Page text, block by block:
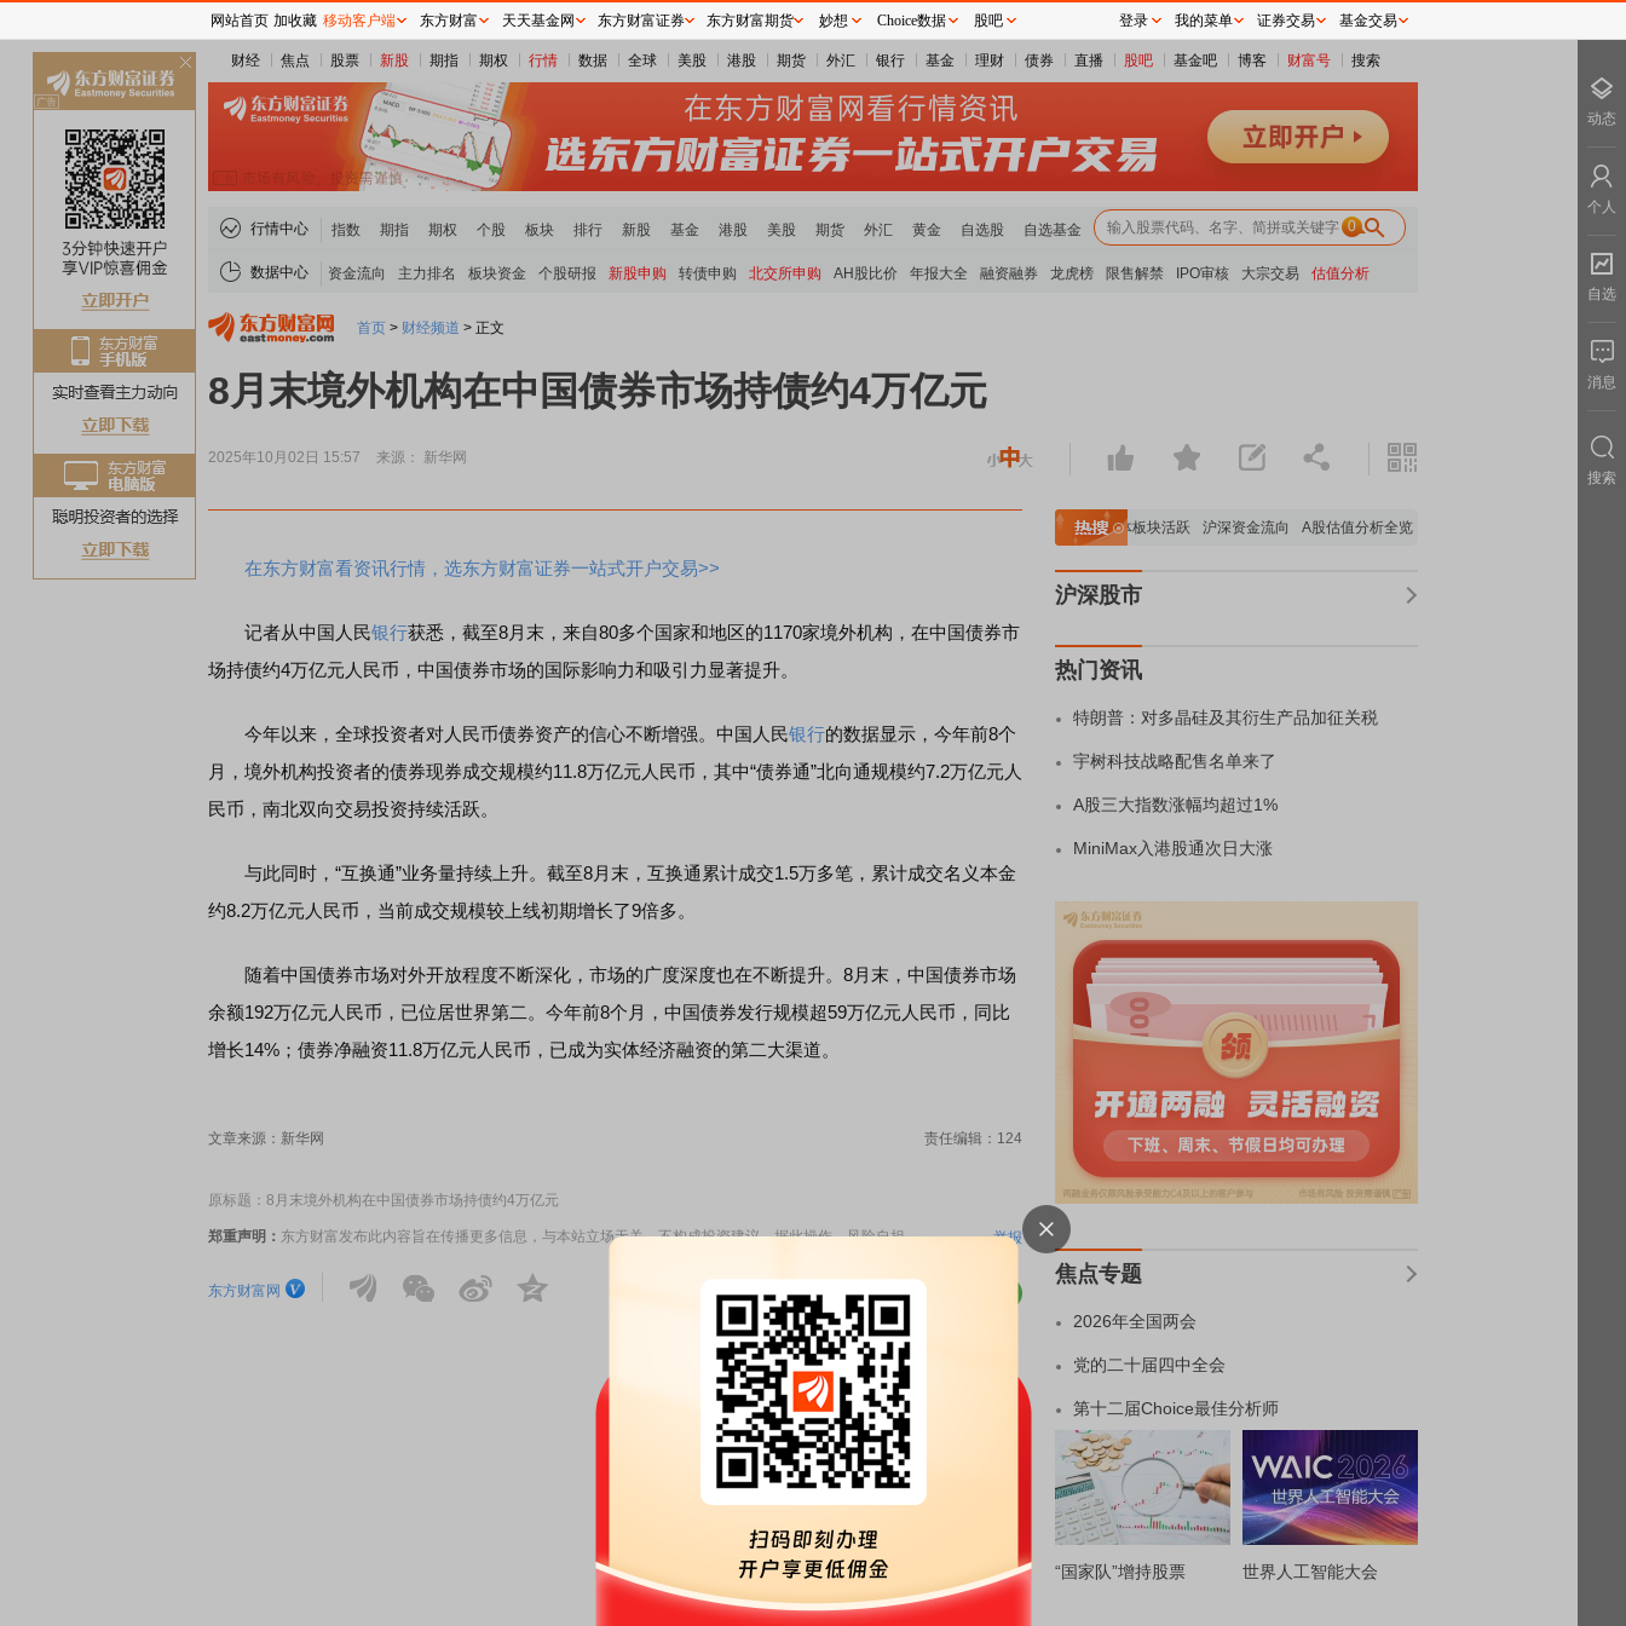
财经 焦点 股票 新股 期指 期权 行情 数据 全球 美股 港股 期货 外汇 银行 基金 理财 债券 直播 股吧 基金吧 博客 财富号 搜索
行情中心 指数 期指 期权 个股 板块 排行 新股 基金 港股 美股 期货 外汇 黄金 自选股 自选基金 0
数据中心 资金流向 主力排名 板块资金 个股研报 新股申购 转债申购 北交所申购 AH股比价 年报大全 融资融券 龙虎榜 限售解禁 IPO审核 大宗交易 估值分析
首页 > 财经频道 > 正文
8月末境外机构在中国债券市场持债约4万亿元
2025年10月02日 15:57 来源： 新华网
在东方财富看资讯行情，选东方财富证券一站式开户交易>>
记者从中国人民银行获悉，截至8月末，来自80多个国家和地区的1170家境外机构，在中国债券市
场持债约4万亿元人民币，中国债券市场的国际影响力和吸引力显著提升。
今年以来，全球投资者对人民币债券资产的信心不断增强。中国人民银行的数据显示，今年前8个
月，境外机构投资者的债券现券成交规模约11.8万亿元人民币，其中“债券通”北向通规模约7.2万亿元人
民币，南北双向交易投资持续活跃。
与此同时，“互换通”业务量持续上升。截至8月末，互换通累计成交1.5万多笔，累计成交名义本金
约8.2万亿元人民币，当前成交规模较上线初期增长了9倍多。
随着中国债券市场对外开放程度不断深化，市场的广度深度也在不断提升。8月末，中国债券市场
余额192万亿元人民币，已位居世界第二。今年前8个月，中国债券发行规模超59万亿元人民币，同比
增长14%；债券净融资11.8万亿元人民币，已成为实体经济融资的第二大渠道。
文章来源：新华网 责任编辑：124
原标题：8月末境外机构在中国债券市场持债约4万亿元
郑重声明： 东方财富发布此内容旨在传播更多信息，与本站立场无关，不构成投资建议。据此操作，风险自担。 举报
东方财富网
元件板块走强 半导体板块活跃 沪深资金流向 A股估值分析全览 重要机构持股数据
沪深股市
热门资讯
特朗普：对多晶硅及其衍生产品加征关税
宇树科技战略配售名单来了
A股三大指数涨幅均超过1%
MiniMax入港股通次日大涨
焦点专题
2026年全国两会
党的二十届四中全会
第十二届Choice最佳分析师
“国家队”增持股票 世界人工智能大会
网站首页 加收藏 移动客户端 东方财富 天天基金网 东方财富证券 东方财富期货 妙想 Choice数据 股吧 登录 我的菜单 证券交易 基金交易
动态
个人
自选
消息
搜索
关